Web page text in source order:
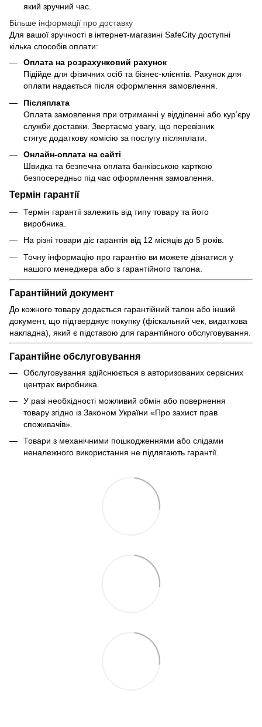
який зручний час.
Більше інформації про доставку
Для вашої зручності в інтернет-магазині SafeCity доступні
кілька способів оплати:
Оплата на розрахунковий рахунок
Підійде для фізичних осіб та бізнес-клієнтів. Рахунок для
оплати надається після оформлення замовлення.
Післяплата
Оплата замовлення при отриманні у відділенні або кур’єру
служби доставки. Звертаємо увагу, що перевізник
стягує додаткову комісію за послугу післяплати.
Онлайн-оплата на сайті
Швидка та безпечна оплата банківською карткою
безпосередньо під час оформлення замовлення.
Термін гарантії
Термін гарантії залежить від типу товару та його
виробника.
На різні товари діє гарантія від 12 місяців до 5 років.
Точну інформацію про гарантію ви можете дізнатися у
нашого менеджера або з гарантійного талона.
Гарантійний документ
До кожного товару додається гарантійний талон або інший
документ, що підтверджує покупку (фіскальний чек, видаткова
накладна), який є підставою для гарантійного обслуговування.
Гарантійне обслуговування
Обслуговування здійснюється в авторизованих сервісних
центрах виробника.
У разі необхідності можливий обмін або повернення
товару згідно із Законом України «Про захист прав
споживачів».
Товари з механічними пошкодженнями або слідами
неналежного використання не підлягають гарантії.